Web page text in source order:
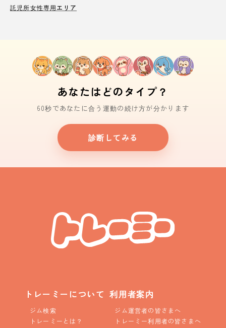
託児所女性専用エリア
あなたはどのタイプ？
60秒であなたに合う運動の続け方が分かります
診断してみる
トレーミーについて
ジム検索
トレーミーとは？
利用者案内
ジム運営者の皆さまへ
トレーミー利用者の皆さまへ